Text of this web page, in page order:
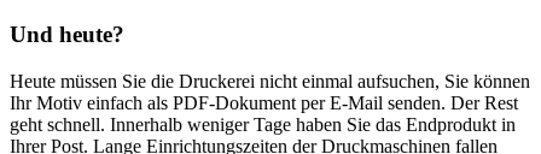
Und heute?
Heute müssen Sie die Druckerei nicht einmal aufsuchen, Sie können
Ihr Motiv einfach als PDF-Dokument per E-Mail senden. Der Rest
geht schnell. Innerhalb weniger Tage haben Sie das Endprodukt in
Ihrer Post. Lange Einrichtungszeiten der Druckmaschinen fallen